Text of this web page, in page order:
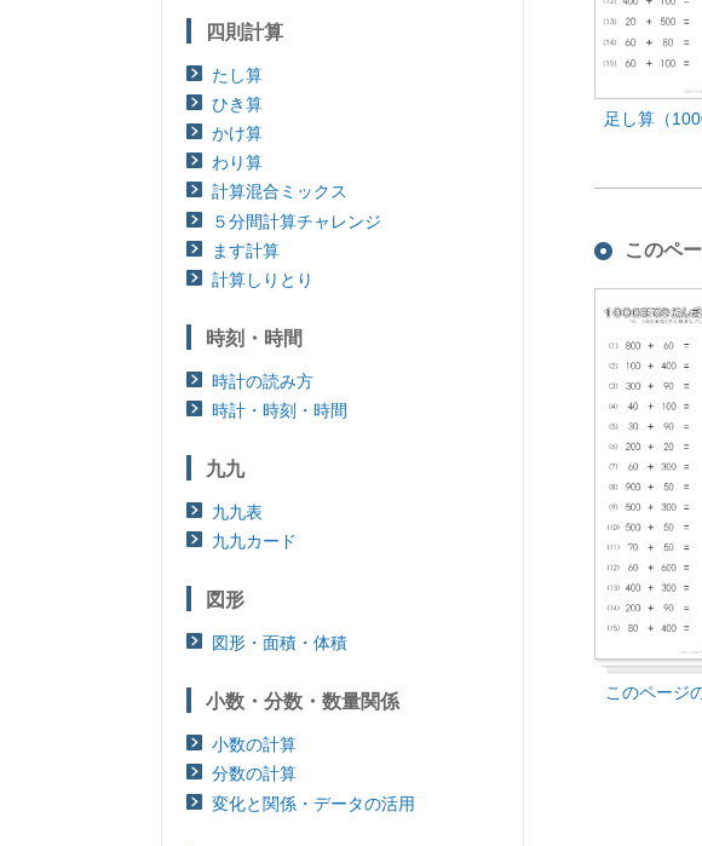
足し算（
このペ
このページ
四則計算
たし算
ひき算
かけ算
わり算
計算混合ミックス
５分間計算チャレンジ
ます計算
計算しりとり
時刻・時間
時計の読み方
時計・時刻・時間
九九
九九表
九九カード
図形
図形・面積・体積
小数・分数・数量関係
小数の計算
分数の計算
変化と関係・データの活用